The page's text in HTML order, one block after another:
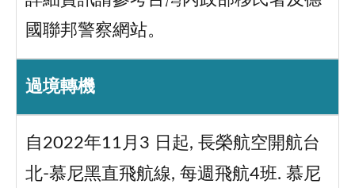
國聯邦警察網站。
過境轉機
自2022年11月3 日起, 長榮航空開航台
北-慕尼黑直飛航線, 每週飛航4班. 慕尼